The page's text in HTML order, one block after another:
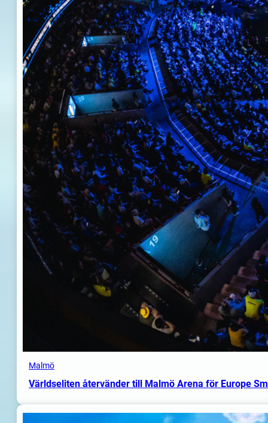
Malmö
Världseliten återvänder till Malmö Arena för Europe